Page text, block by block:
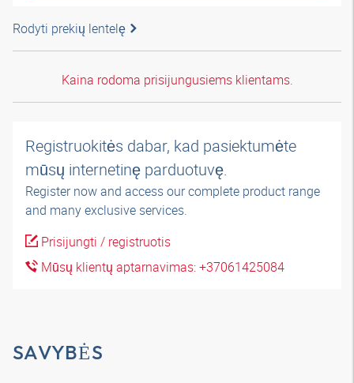
Rodyti prekių lentelę
Kaina rodoma prisijungusiems klientams.
Registruokitės dabar, kad pasiektumėte
mūsų internetinę parduotuvę.
Register now and access our complete product range
and many exclusive services.
Prisijungti / registruotis
Mūsų klientų aptarnavimas: +37061425084
SAVYBĖS